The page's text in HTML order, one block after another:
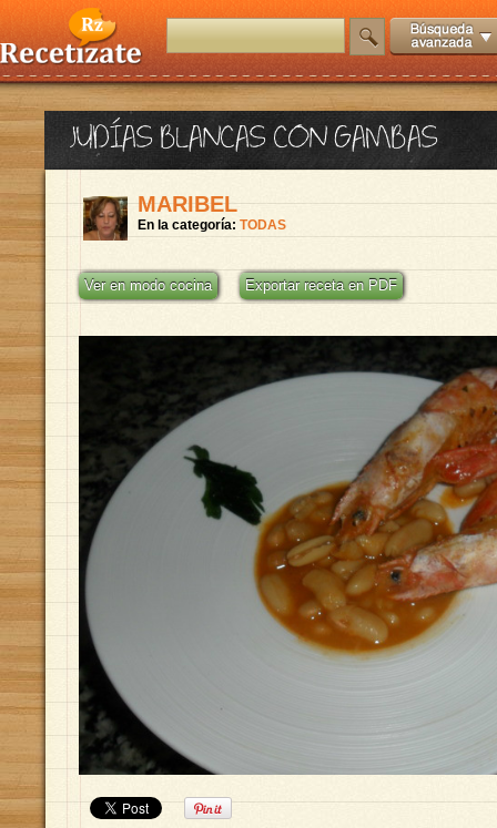
JUDÍAS BLANCAS CON GAMBAS
MARIBEL
En la categoría: TODAS
Ver en modo cocina Exportar receta en PDF